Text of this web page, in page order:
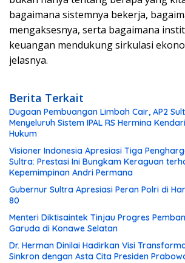
bagaimana sistemnya bekerja,
mengaksesnya, serta bagaimana
keuangan mendukung sirkulasi
jelasnya.
Berita Terkait
Dugaan Pembuangan Limbah Cair, AP2
Menyeluruh Sistem IPAL RS Hermina
Hukum
Visioner Indonesia Apresiasi Tiga
Sultra: Prestasi Ini Bungkam Keraguan
Kepemimpinan Andri Permana
Gubernur Sultra Apresiasi Peran Polri di
80
Menteri Diktisaintek Tinjau Progres
Garuda di Konawe Selatan
Dr. Herman Dinilai Hadirkan Visi
Sinkron dengan Asta Cita Presiden